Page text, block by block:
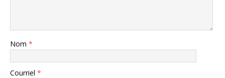
Nom *
Courriel *